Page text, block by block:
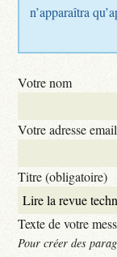
n’apparaîtra
Votre nom
Votre adresse email
Titre (obligatoire)
Texte de votre
Pour créer des